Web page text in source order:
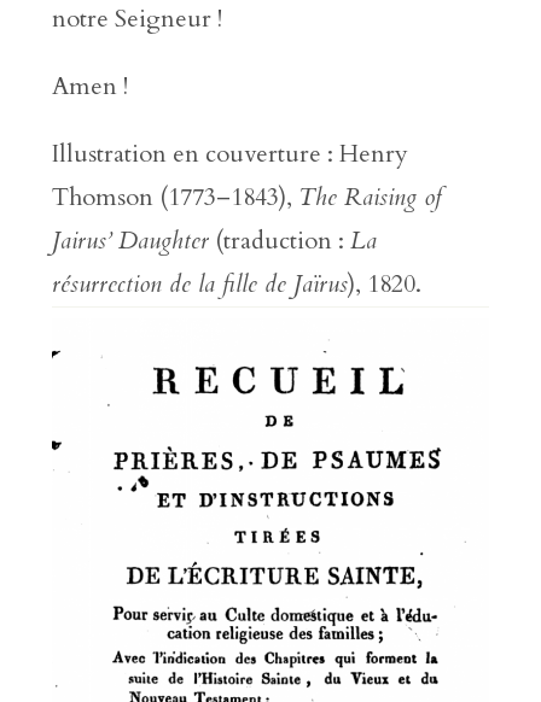
notre Seigneur !
Amen !
Illustration en couverture : Henry
Thomson (1773–1843), The Raising of
Jairus’ Daughter(traduction : La
résurrection de la fille de Jaïrus), 1820.